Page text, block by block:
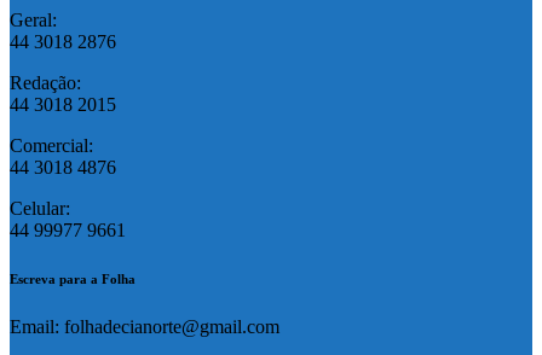
Geral:
44 3018 2876
Redação:
44 3018 2015
Comercial:
44 3018 4876
Celular:
44 99977 9661
Escreva para a Folha
Email: folhadecianorte@gmail.com